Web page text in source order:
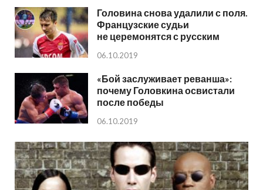
Головина снова удалили с поля.
Французские судьи
не церемонятся с русским
06.10.2019
«Бой заслуживает реванша»:
почему Головкина освистали
после победы
06.10.2019